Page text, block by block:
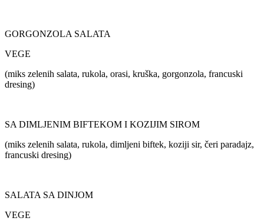
GORGONZOLA SALATA
VEGE
(miks zelenih salata, rukola, orasi, kruška, gorgonzola, francuski
dresing)
SA DIMLJENIM BIFTEKOM I KOZIJIM SIROM
(miks zelenih salata, rukola, dimljeni biftek, koziji sir, čeri paradajz,
francuski dresing)
SALATA SA DINJOM
VEGE